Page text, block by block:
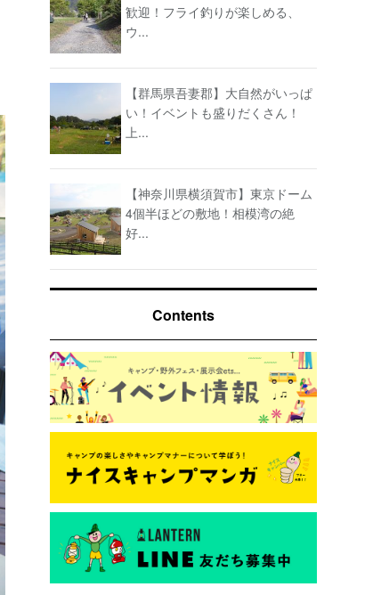
歓迎！フライ釣りが楽しめる、
ウ...
【群馬県吾妻郡】大自然がいっぱ
い！イベントも盛りだくさん！
上...
【神奈川県横須賀市】東京ドーム
4個半ほどの敷地！相模湾の絶
好...
Contents